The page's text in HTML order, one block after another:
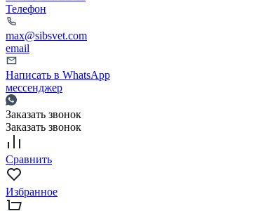
Телефон
max@sibsvet.com
email
Написать в WhatsApp
мессенджер
Заказать звонок
Заказать звонок
Сравнить
Избранное